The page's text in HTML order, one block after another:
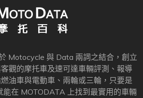
Motocycle 與 Data 兩詞之結合，創立
觀的摩托車及速可達車輛評測、報導
油車與電動車、兩輪或三輪，只要是
能在 MOTODATA 上找到最實用的車輛